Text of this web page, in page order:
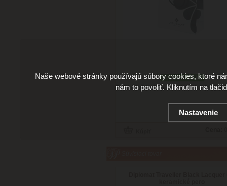
skladom 13 ks
Doručenie: v pondelok 10.08.2026(viac
Naše webové stránky používajú súbory cookies, ktoré
nám to povoliť. Kliknutím na
Nastavenie